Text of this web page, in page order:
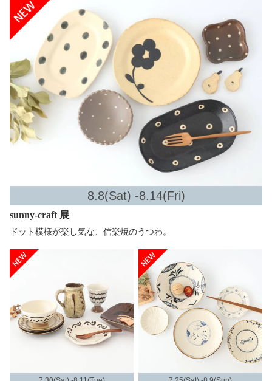
8.8(Sat) -8.14(Fri)
sunny-craft 展
ドット模様が楽し気な、信楽焼のうつわ。